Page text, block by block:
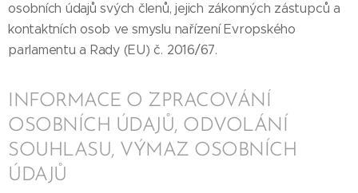
osobních údajů svých členů, jejich zákonných zástupců a
kontaktních osob ve smyslu nařízení Evropského
parlamentu a Rady (EU) č. 2016/67.
INFORMACE O ZPRACOVÁNÍ
OSOBNÍCH ÚDAJŮ, ODVOLÁNÍ
SOUHLASU, VÝMAZ OSOBNÍCH
ÚDAJŮ